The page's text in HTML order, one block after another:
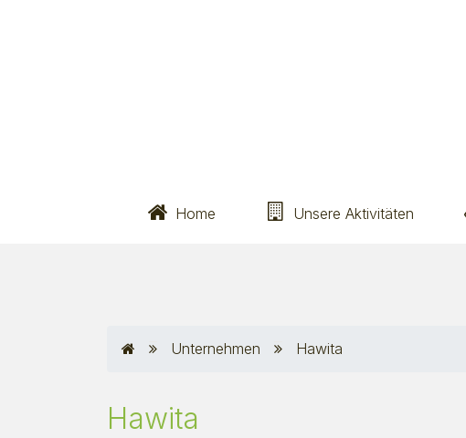
Home Unsere Aktivitäten
Unternehmen Hawita
Hawita